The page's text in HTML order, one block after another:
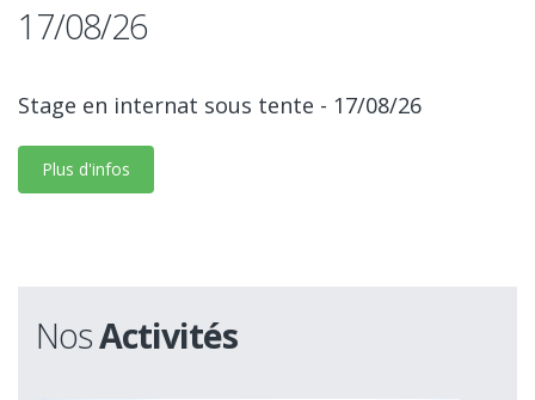
17/08/26
Stage en internat sous tente - 17/08/26
Plus d'infos
NosActivités